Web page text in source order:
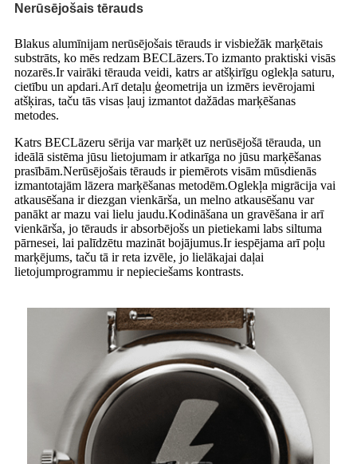
Nerūsējošais tērauds
Blakus alumīnijam nerūsējošais tērauds ir visbiežāk marķētais
substrāts, ko mēs redzam BECLāzers.To izmanto praktiski visās
nozarēs.Ir vairāki tērauda veidi, katrs ar atšķirīgu oglekļa saturu,
cietību un apdari.Arī detaļu ģeometrija un izmērs ievērojami
atšķiras, taču tās visas ļauj izmantot dažādas marķēšanas
metodes.
Katrs BECLāzeru sērija var marķēt uz nerūsējošā tērauda, ​​un
ideālā sistēma jūsu lietojumam ir atkarīga no jūsu marķēšanas
prasībām.Nerūsējošais tērauds ir piemērots visām mūsdienās
izmantotajām lāzera marķēšanas metodēm.Oglekļa migrācija vai
atkausēšana ir diezgan vienkārša, un melno atkausēšanu var
panākt ar mazu vai lielu jaudu.Kodināšana un gravēšana ir arī
vienkārša, jo tērauds ir absorbējošs un pietiekami labs siltuma
pārnesei, lai palīdzētu mazināt bojājumus.Ir iespējama arī poļu
marķējums, taču tā ir reta izvēle, jo lielākajai daļai
lietojumprogrammu ir nepieciešams kontrasts.